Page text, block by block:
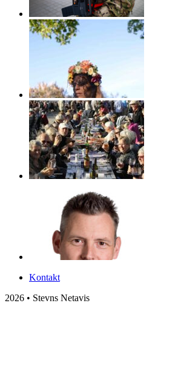
Kontakt
2026 • Stevns Netavis